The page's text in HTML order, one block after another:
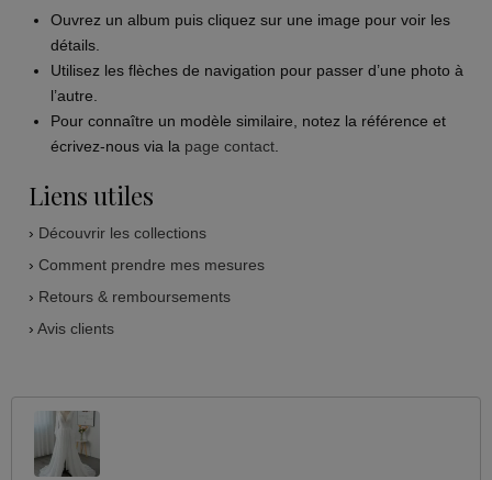
Ouvrez un album puis cliquez sur une image pour voir les
détails.
Utilisez les flèches de navigation pour passer d’une photo à
l’autre.
Pour connaître un modèle similaire, notez la référence et
écrivez-nous via la page contact
Liens utiles
› Découvrir les collections
› Comment prendre mes mesures
› Retours & remboursements
› Avis clients